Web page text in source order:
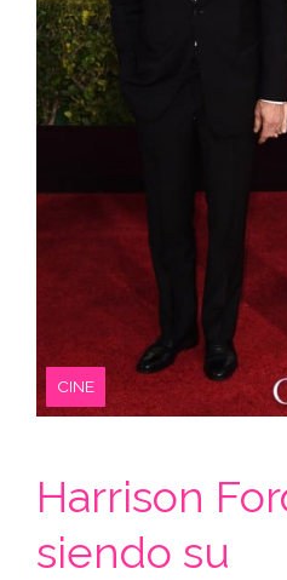
CINE
Harrison
siendo su